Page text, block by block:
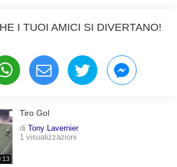
I TUOI AMICI SI DIVERTANO!
Tiro Gol
di Tony Lavernier
1 visualizzazioni